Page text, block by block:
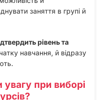
заняття в групі й
рівень та
навчання, й відразу
при виборі